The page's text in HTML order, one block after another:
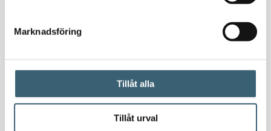
Marknadsföring
Tillåt alla
Tillåt urval
Kundcase
Om oss
Kundspecifik tillverkning